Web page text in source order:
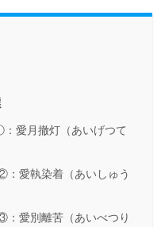
愛月撤灯（あいげつて
：愛執染着（あいしゅう
：愛別離苦（あいべつり